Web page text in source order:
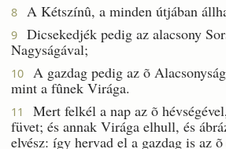
8 A Kétszínû, a minden útjában
9
Dicsekedjék pedig az alacsony
Nagyságával;
10
A gazdag pedig az õ
mint a fûnek Virága.
11
Mert felkél a nap az õ
füvet; és annak Virága elhull, és
elvész: így hervad el a gazdag is az